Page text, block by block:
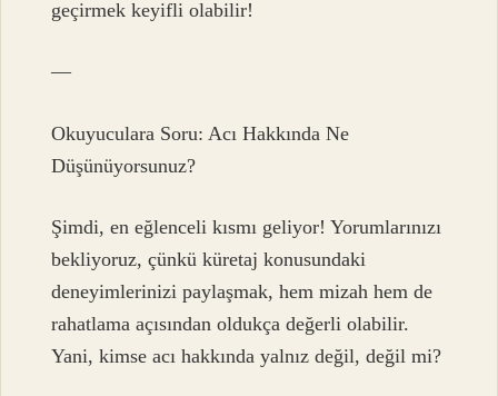
geçirmek keyifli olabilir!
—
Okuyuculara Soru: Acı Hakkında Ne
Düşünüyorsunuz?
Şimdi, en eğlenceli kısmı geliyor! Yorumlarınızı
bekliyoruz, çünkü küretaj konusundaki
deneyimlerinizi paylaşmak, hem mizah hem de
rahatlama açısından oldukça değerli olabilir.
Yani, kimse acı hakkında yalnız değil, değil mi?